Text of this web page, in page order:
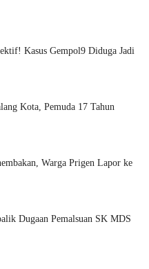
Kasus Gempol9 Diduga Jadi
Kota, Pemuda 17 Tahun
Warga Prigen Lapor ke
Dugaan Pemalsuan SK MDS